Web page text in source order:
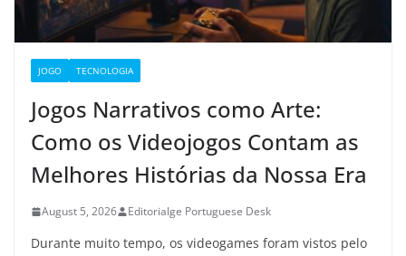
JOGO TECNOLOGIA
Jogos Narrativos como Arte:
Como os Videojogos Contam as
Melhores Histórias da Nossa Era
August 5, 2026 Editorialge Portuguese Desk
Durante muito tempo, os videogames foram vistos pelo